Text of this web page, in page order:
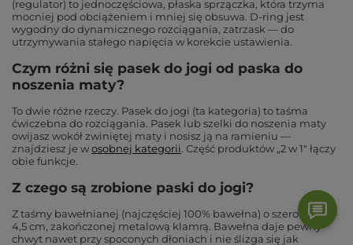
(regulator) to jednoczęściowa, płaska sprzączka, która trzyma
mocniej pod obciążeniem i mniej się obsuwa. D-ring jest
wygodny do dynamicznego rozciągania, zatrzask — do
utrzymywania stałego napięcia w korekcie ustawienia.
Czym różni się pasek do jogi od paska do
noszenia maty?
To dwie różne rzeczy. Pasek do jogi (ta kategoria) to taśma
ćwiczebna do rozciągania. Pasek lub szelki do noszenia maty
owijasz wokół zwiniętej maty i nosisz ją na ramieniu —
znajdziesz je wosobnej kategorii. Część produktów „2 w 1" łączy
obie funkcje.
Z czego są zrobione paski do jogi?
Z taśmy bawełnianej (najczęściej 100% bawełna) o szerokości 3–
4,5 cm, zakończonej metalową klamrą. Bawełna daje pewny
chwyt nawet przy spoconych dłoniach i nie ślizga się jak